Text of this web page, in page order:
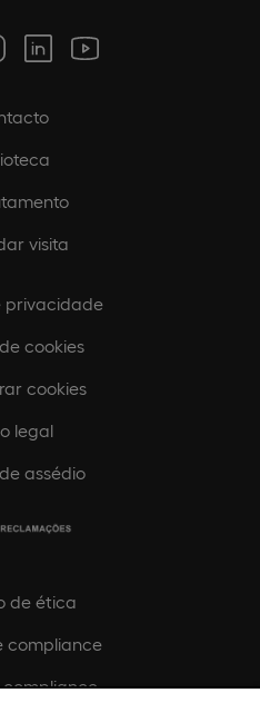
visita
privacidade
cookies
cookies
legal
assédio
de ética
compliance